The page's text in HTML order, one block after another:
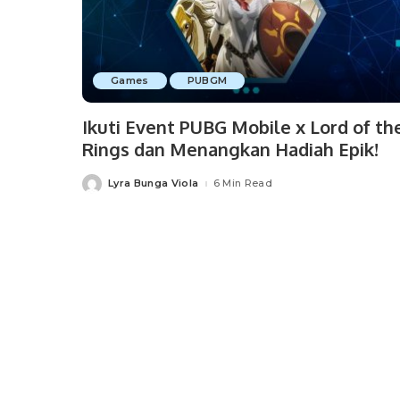
Games PUBGM
Ikuti Event PUBG Mobile x Lord of
Rings dan Menangkan Hadiah Epik!
PostedLyra Bunga Viola 6 Min Read